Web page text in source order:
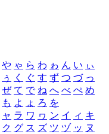
や ゃ ら わ ゎ ん い ぃ
ぅ く ぐ す ず つ づ っ
ぜ て で ね へ べ ぺ め
も よ ょ ろ を
ャ ラ ワ ヮ ン イ ィ キ
ク グ ス ズ ツ ヅ ッ ヌ